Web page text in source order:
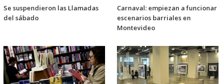
Se suspendieron las Llamadas
del sábado
Carnaval: empiezan a funcionar
escenarios barriales en
Montevideo